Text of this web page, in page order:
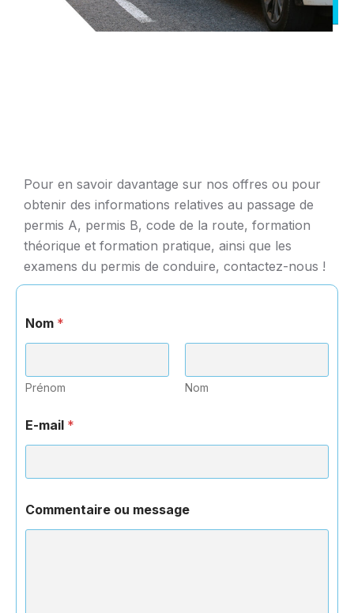
Pour en savoir davantage sur nos offres ou pour
obtenir des informations relatives au passage de
permis A, permis B, code de la route, formation
théorique et formation pratique, ainsi que les
examens du permis de conduire, contactez-nous !
Nom *
Prénom Nom
E-mail *
Commentaire ou message